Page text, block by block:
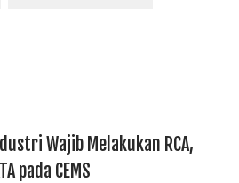
Wajib Melakukan RCA,
pada CEMS